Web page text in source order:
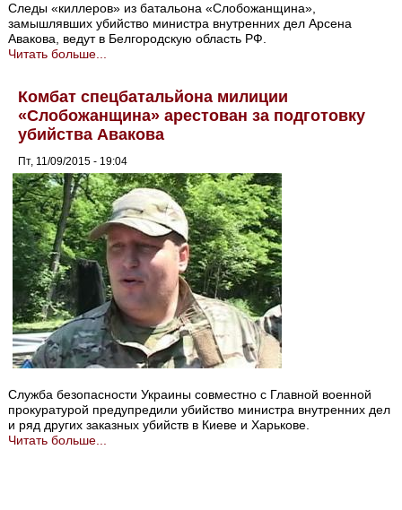
Следы «киллеров» из батальона «Слобожанщина»,
замышлявших убийство министра внутренних дел Арсена
Авакова, ведут в Белгородскую область РФ.
Читать больше...
Комбат спецбатальйона милиции
«Слобожанщина» арестован за подготовку
убийства Авакова
Пт, 11/09/2015 - 19:04
Служба безопасности Украины совместно с Главной военной
прокуратурой предупредили убийство министра внутренних дел
и ряд других заказных убийств в Киеве и Харькове.
Читать больше...